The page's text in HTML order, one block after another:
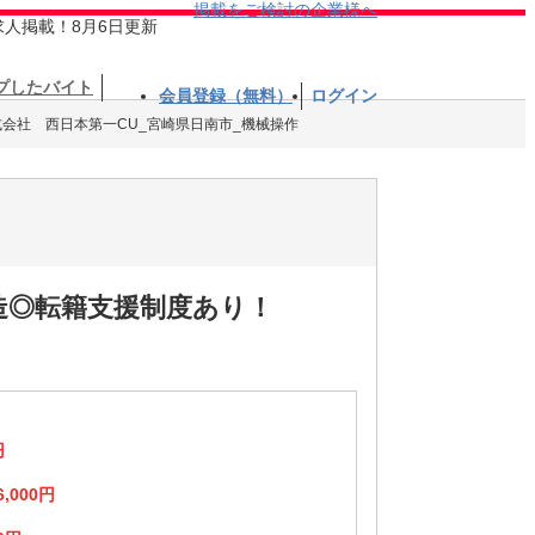
人掲載！8月6日更新
掲載をご検討の企業様へ
したバイト 会員登録（無料） ログイン
会社 西日本第一CU_宮崎県日南市_機械操作
転籍支援制度あり！
円